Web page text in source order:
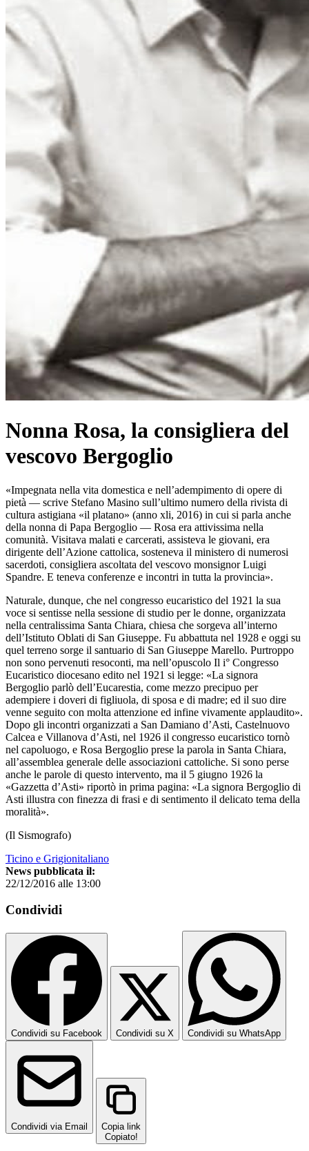
Nonna Rosa, la consigliera del
vescovo Bergoglio
«Impegnata nella vita domestica e nell’adempimento di opere di
pietà — scrive Stefano Masino sull’ultimo numero della rivista di
cultura astigiana «il platano» (anno xli, 2016) in cui si parla anche
della nonna di Papa Bergoglio — Rosa era attivissima nella
comunità. Visitava malati e carcerati, assisteva le giovani, era
dirigente dell’Azione cattolica, sosteneva il ministero di numerosi
sacerdoti, consigliera ascoltata del vescovo monsignor Luigi
Spandre. E teneva conferenze e incontri in tutta la provincia».
Naturale, dunque, che nel congresso eucaristico del 1921 la sua
voce si sentisse nella sessione di studio per le donne, organizzata
nella centralissima Santa Chiara, chiesa che sorgeva all’interno
dell’Istituto Oblati di San Giuseppe. Fu abbattuta nel 1928 e oggi su
quel terreno sorge il santuario di San Giuseppe Marello. Purtroppo
non sono pervenuti resoconti, ma nell’opuscolo Il i° Congresso
Eucaristico diocesano edito nel 1921 si legge: «La signora
Bergoglio parlò dell’Eucarestia, come mezzo precipuo per
adempiere i doveri di figliuola, di sposa e di madre; ed il suo dire
venne seguito con molta attenzione ed infine vivamente applaudito».
Dopo gli incontri organizzati a San Damiano d’Asti, Castelnuovo
Calcea e Villanova d’Asti, nel 1926 il congresso eucaristico tornò
nel capoluogo, e Rosa Bergoglio prese la parola in Santa Chiara,
all’assemblea generale delle associazioni cattoliche. Si sono perse
anche le parole di questo intervento, ma il 5 giugno 1926 la
«Gazzetta d’Asti» riportò in prima pagina: «La signora Bergoglio di
Asti illustra con finezza di frasi e di sentimento il delicato tema della
moralità».
(Il Sismografo)
Ticino e Grigionitaliano
News pubblicata il:
22/12/2016 alle 13:00
Condividi
Condividi su Facebook Condividi su X Condividi su WhatsApp
Condividi via Email
Copia link
Copiato!